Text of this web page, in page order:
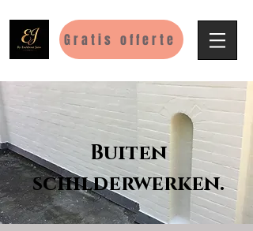
Gratis offerte
Buiten
schilderwerken.